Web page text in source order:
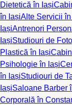
Dietetică în Iași
în IașiAlte Servicii în
IașiAntrenori
IașiStudiouri de
Plastică în Iași
Psihologie în Iași
în IașiStudiouri de
IașiSaloane Barber
Corporală în